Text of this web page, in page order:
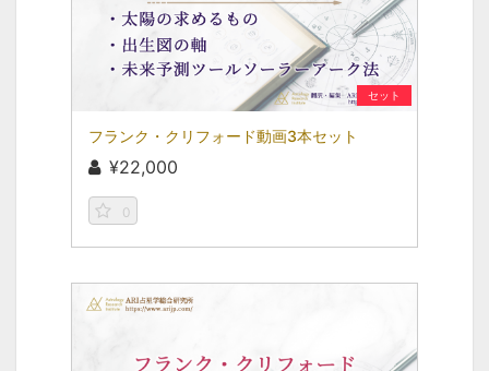
セット
フランク・クリフォード動画3本セット
¥22,000
0